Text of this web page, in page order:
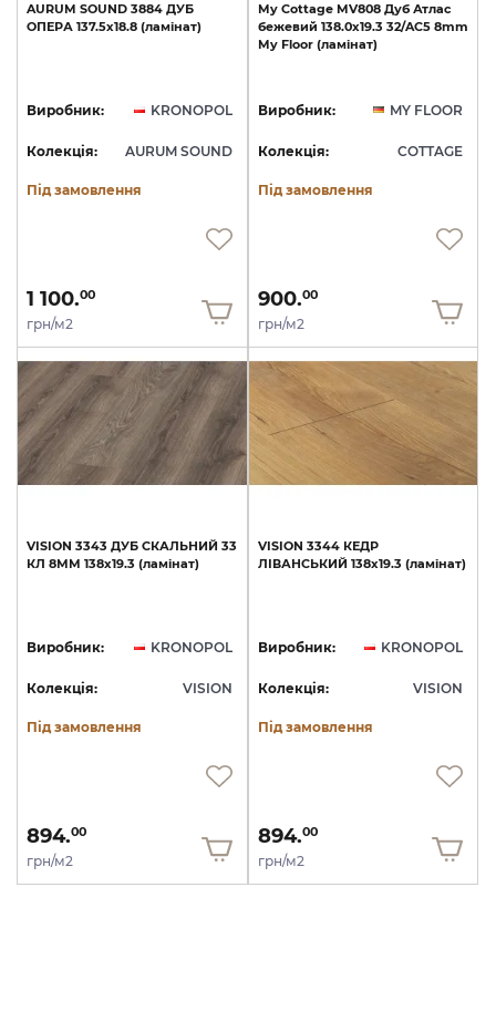
AURUM SOUND 3884 ДУБ
ОПЕРА 137.5х18.8 (ламінат)
Виробник: KRONOPOL
Колекція: AURUM SOUND
Під замовлення
1 100.00
грн/м2
My Cottage MV808 Дуб Атлас
бежевий 138.0х19.3 32/AC5 8mm
My Floor (ламінат)
Виробник: MY FLOOR
Колекція: COTTAGE
Під замовлення
900.00
грн/м2
VISION 3343 ДУБ СКАЛЬНИЙ 33
КЛ 8ММ 138х19.3 (ламінат)
Виробник: KRONOPOL
Колекція: VISION
Під замовлення
894.00
грн/м2
VISION 3344 КЕДР
ЛІВАНСЬКИЙ 138х19.3 (ламінат)
Виробник: KRONOPOL
Колекція: VISION
Під замовлення
894.00
грн/м2